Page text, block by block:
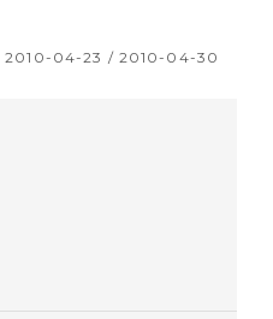
2010-04-23 / 2010-04-30